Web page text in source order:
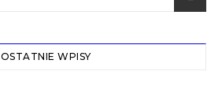
OSTATNIE WPISY